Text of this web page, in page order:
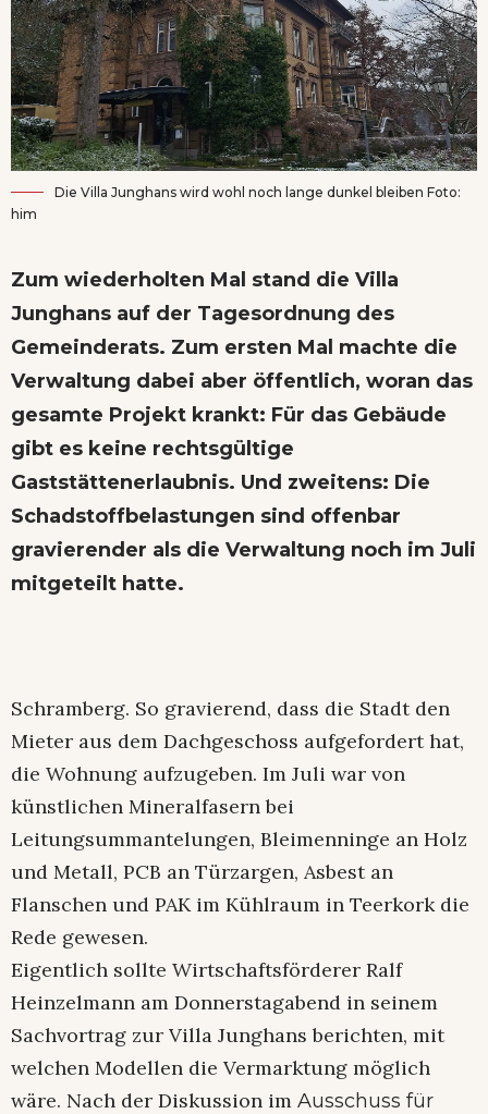
Die Villa Junghans wird wohl noch lange dunkel bleiben Foto:
him
Zum wiederholten Mal stand die Villa
Junghans auf der Tagesordnung des
Gemeinderats. Zum ersten Mal machte die
Verwaltung dabei aber öffentlich, woran das
gesamte Projekt krankt: Für das Gebäude
gibt es keine rechtsgültige
Gaststättenerlaubnis. Und zweitens: Die
Schadstoffbelastungen sind offenbar
gravierender als die Verwaltung noch im Juli
mitgeteilt hatte.
Schramberg. So gravierend, dass die Stadt den
Mieter aus dem Dachgeschoss aufgefordert hat,
die Wohnung aufzugeben. Im Juli war von
künstlichen Mineralfasern bei
Leitungsummantelungen, Bleimenninge an Holz
und Metall, PCB an Türzargen, Asbest an
Flanschen und PAK im Kühlraum in Teerkork die
Rede gewesen.
Eigentlich sollte Wirtschaftsförderer Ralf
Heinzelmann am Donnerstagabend in seinem
Sachvortrag zur Villa Junghans berichten, mit
welchen Modellen die Vermarktung möglich
wäre. Nach der Diskussion im Ausschuss für